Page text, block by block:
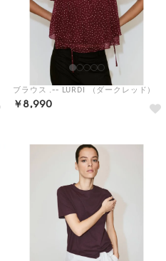
ブラウス .-- LURDI （ダークレッド）
￥8,990